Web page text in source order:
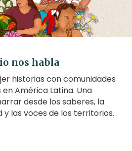
descontaminen
nos habla
historias con comunidades
América Latina. Una
desde los saberes, la
y las voces de los territorios.